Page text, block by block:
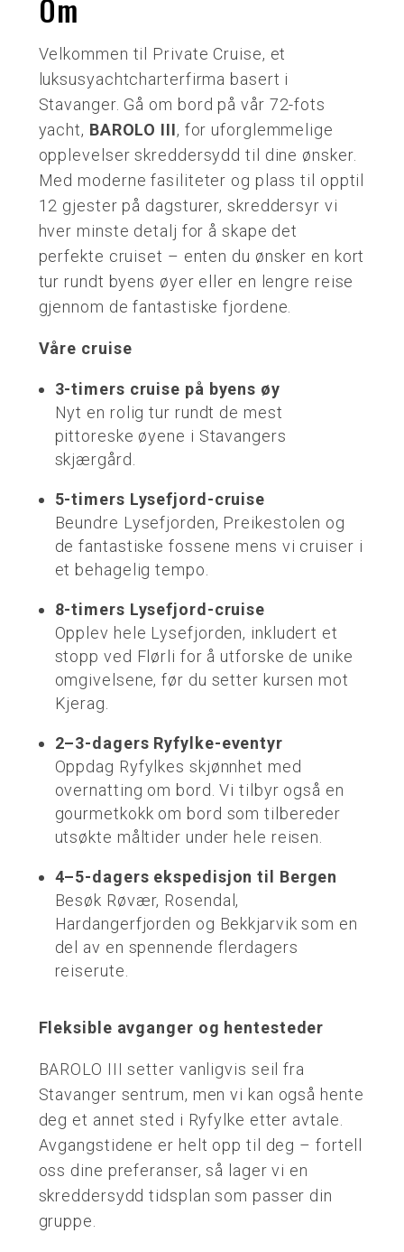
Om
Velkommen til Private Cruise, et
luksusyachtcharterfirma basert i
Stavanger. Gå om bord på vår 72-fots
yacht, BAROLO III, for uforglemmelige
opplevelser skreddersydd til dine ønsker.
Med moderne fasiliteter og plass til opptil
12 gjester på dagsturer, skreddersyr vi
hver minste detalj for å skape det
perfekte cruiset – enten du ønsker en kort
tur rundt byens øyer eller en lengre reise
gjennom de fantastiske fjordene.
Våre cruise
3-timers cruise på byens øy
Nyt en rolig tur rundt de mest
pittoreske øyene i Stavangers
skjærgård.
5-timers Lysefjord-cruise
Beundre Lysefjorden, Preikestolen og
de fantastiske fossene mens vi cruiser i
et behagelig tempo.
8-timers Lysefjord-cruise
Opplev hele Lysefjorden, inkludert et
stopp ved Flørli for å utforske de unike
omgivelsene, før du setter kursen mot
Kjerag.
2–3-dagers Ryfylke-eventyr
Oppdag Ryfylkes skjønnhet med
overnatting om bord. Vi tilbyr også en
gourmetkokk om bord som tilbereder
utsøkte måltider under hele reisen.
4–5-dagers ekspedisjon til Bergen
Besøk Røvær, Rosendal,
Hardangerfjorden og Bekkjarvik som en
del av en spennende flerdagers
reiserute.
Fleksible avganger og hentesteder
BAROLO III setter vanligvis seil fra
Stavanger sentrum, men vi kan også hente
deg et annet sted i Ryfylke etter avtale.
Avgangstidene er helt opp til deg – fortell
oss dine preferanser, så lager vi en
skreddersydd tidsplan som passer din
gruppe.